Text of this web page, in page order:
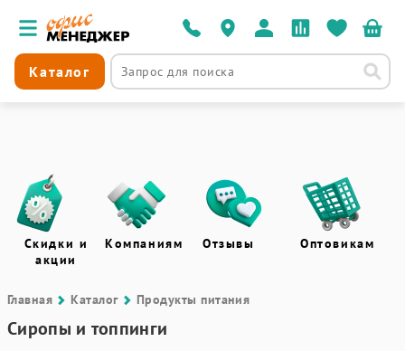
Каталог
Скидки и
акции
Компаниям Отзывы Оптовикам
Главная Каталог Продукты питания
Сиропы и топпинги